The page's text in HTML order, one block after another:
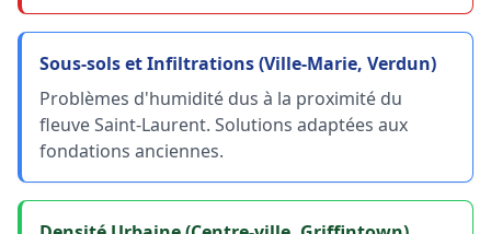
Sous-sols et Infiltrations (Ville-Marie, Verdun)
Problèmes d'humidité dus à la proximité du
fleuve Saint-Laurent. Solutions adaptées aux
fondations anciennes.